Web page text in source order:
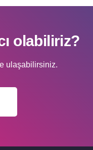
olabiliriz?
ulaşabilirsiniz.